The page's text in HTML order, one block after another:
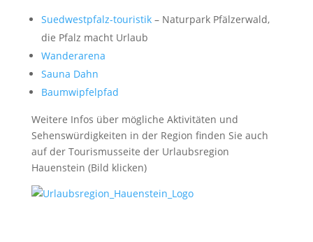
Suedwestpfalz-touristik– Naturpark Pfälzerwald,
die Pfalz macht Urlaub
Wanderarena
Sauna Dahn
Baumwipfelpfad
Weitere Infos über mögliche Aktivitäten und
Sehenswürdigkeiten in der Region finden Sie auch
auf der Tourismusseite der Urlaubsregion
Hauenstein (Bild klicken)